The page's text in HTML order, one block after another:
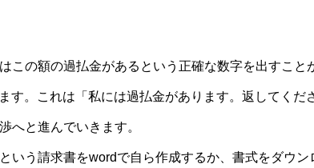
この額の過払金があるという正確な数字を出すこ
す。これは「私には過払金があります。返してくだ
へと進んでいきます。
いう請求書をwordで自ら作成するか、書式をダウ